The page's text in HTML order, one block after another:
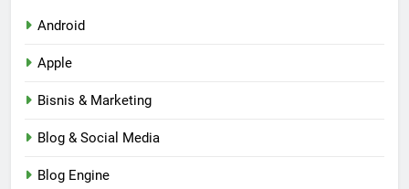
Android
Apple
Bisnis & Marketing
Blog & Social Media
Blog Engine